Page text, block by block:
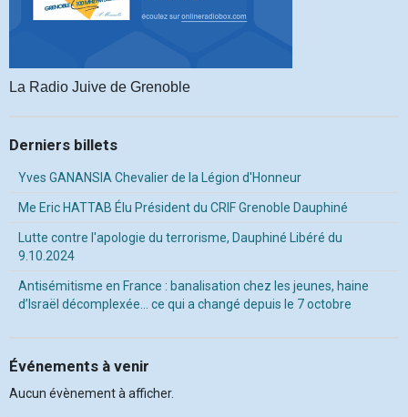
La Radio Juive de Grenoble
Derniers billets
Yves GANANSIA Chevalier de la Légion d'Honneur
Me Eric HATTAB Élu Président du CRIF Grenoble Dauphiné
Lutte contre l'apologie du terrorisme, Dauphiné Libéré du
9.10.2024
Antisémitisme en France : banalisation chez les jeunes, haine
d’Israël décomplexée… ce qui a changé depuis le 7 octobre
Événements à venir
Aucun évènement à afficher.